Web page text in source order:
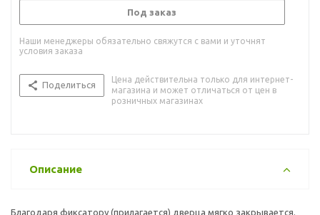
Под заказ
Наши менеджеры обязательно свяжутся с вами и уточнят
условия заказа
Поделиться
Цена действительна только для интернет-
магазина и может отличаться от цен в
розничных магазинах
Описание
Благодаря фиксатору (прилагается) дверца мягко закрывается.